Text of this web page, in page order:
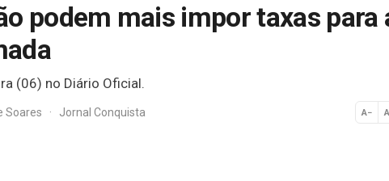
podem mais impor taxas para
(06) no Diário Oficial.
Soares · Jornal Conquista A−